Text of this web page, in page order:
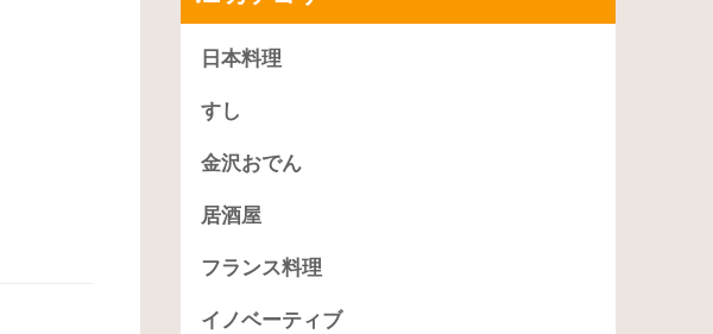
日本料理
すし
金沢おでん
居酒屋
フランス料理
イノベーティブ